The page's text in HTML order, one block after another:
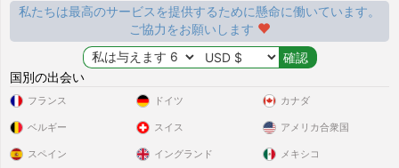
私たちは最高のサービスを提供するために懸命に働いています。
ご協力をお願いします
国別の出会い
フランス
ベルギー
スペイン
ドイツ
スイス
イングランド
カナダ
アメリカ合衆国
メキシコ